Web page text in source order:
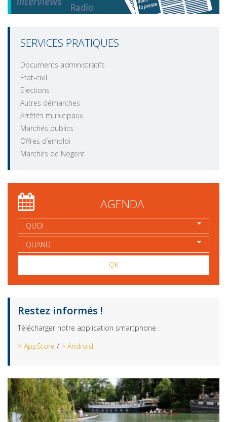
SERVICES PRATIQUES
Documents administratifs
Etat-civil
Elections
Autres démarches
Arrêtés municipaux
Marchés publics
Offres d’emploi
Marchés de Nogent
AGENDA
QUOI
QUAND
OK
Restez informés !
Télécharger notre application smartphone
> AppStore / > Android